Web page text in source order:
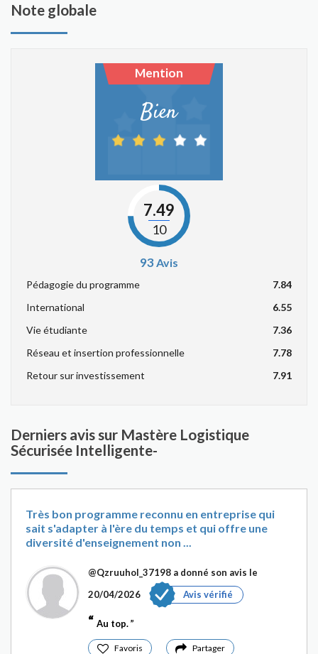
Note globale
Mention
Bien
7.49
10
93Avis
Pédagogie du programme
7.84
International
6.55
Vie étudiante
7.36
Réseau et insertion professionnelle
7.78
Retour sur investissement
7.91
Derniers avis sur Mastère Logistique
Sécurisée Intelligente-
Très bon programme reconnu en entreprise qui
sait s'adapter à l'ère du temps et qui offre une
diversité d'enseignement non ...
@Qzruuhol_37198 a donné son avis le
20/04/2026
Avis vérifié
Au top.
Favoris Partager